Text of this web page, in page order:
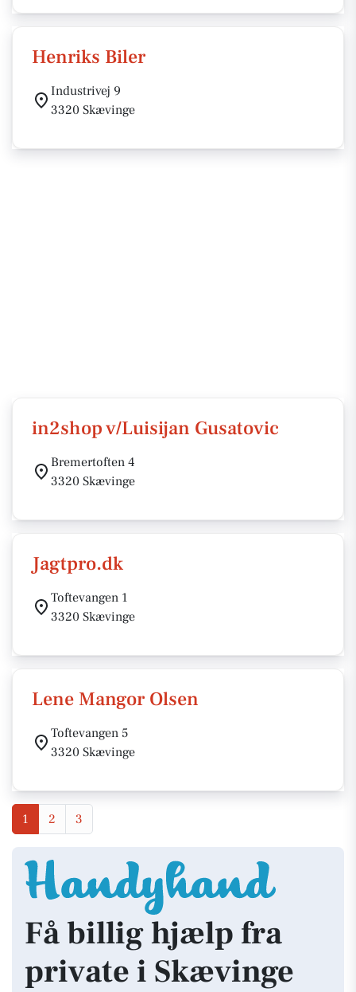
Henriks Biler
Industrivej 9
3320 Skævinge
in2shop v/Luisijan Gusatovic
Bremertoften 4
3320 Skævinge
Jagtpro.dk
Toftevangen 1
3320 Skævinge
Lene Mangor Olsen
Toftevangen 5
3320 Skævinge
1 2 3
Få billig hjælp fra
private i Skævinge